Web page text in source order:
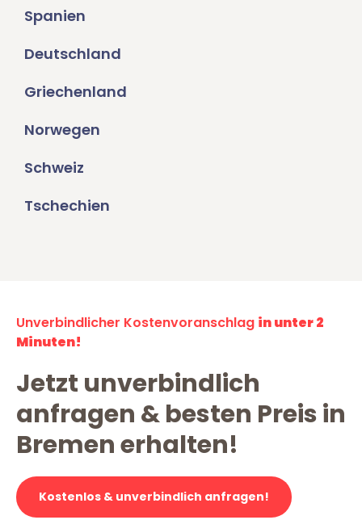
Spanien
Deutschland
Griechenland
Norwegen
Schweiz
Tschechien
Unverbindlicher Kostenvoranschlag in unter 2
Minuten!
Jetzt unverbindlich
anfragen & besten Preis in
Bremen erhalten!
Kostenlos & unverbindlich anfragen!